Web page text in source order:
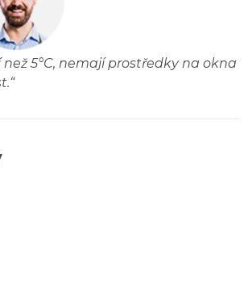
5°C, nemají prostředky na okna
“